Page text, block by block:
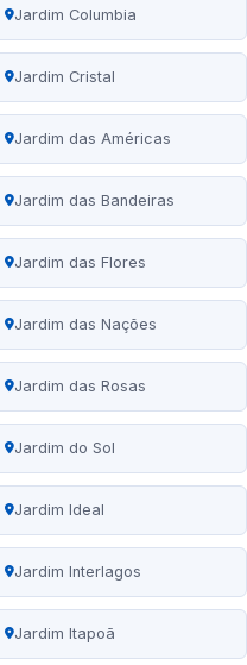
Jardim Columbia
Jardim Cristal
Jardim das Américas
Jardim das Bandeiras
Jardim das Flores
Jardim das Nações
Jardim das Rosas
Jardim do Sol
Jardim Ideal
Jardim Interlagos
Jardim Itapoã